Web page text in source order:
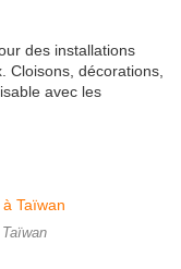
des installations
Cloisons, décorations,
avec les